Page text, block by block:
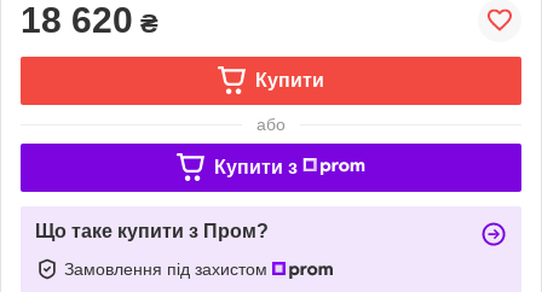
18 620 ₴
Купити
або
Купити з
Що таке купити з Пром?
Замовлення під захистом